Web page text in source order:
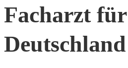
Facharzt
Deutschland